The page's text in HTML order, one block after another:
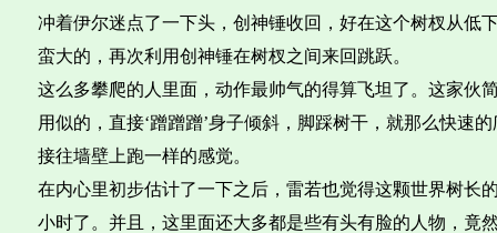
冲着伊尔迷点了一下头，创神锤收回，好在这个树杈从低
蛮大的，再次利用创神锤在树杈之间来回跳跃。
这么多攀爬的人里面，动作最帅气的得算飞坦了。这家伙
用似的，直接‘蹭蹭蹭’身子倾斜，脚踩树干，就那么快速
接往墙壁上跑一样的感觉。
在内心里初步估计了一下之后，雷若也觉得这颗世界树长
小时了。并且，这里面还大多都是些有头有脸的人物，竟